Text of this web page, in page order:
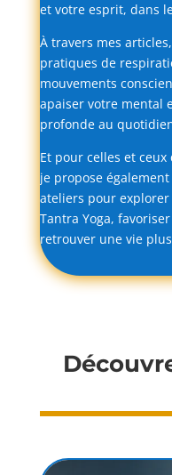
et votre esprit, dans
À travers mes articles,
pratiques de
mouvements
apaiser votre mental
profonde au
Et pour celles et ceux
je propose également
ateliers pour explorer
Tantra Yoga, favoriser
retrouver une vie plus